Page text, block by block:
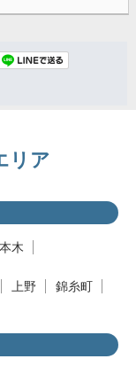
リア
木
上野
錦糸町